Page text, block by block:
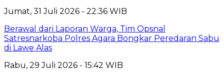
Jumat, 31 Juli 2026 - 22:36 WIB
Berawal dari Laporan Warga, Tim Opsnal
Satresnarkoba Polres Agara Bongkar Peredaran Sabu
di Lawe Alas
Rabu, 29 Juli 2026 - 15:42 WIB